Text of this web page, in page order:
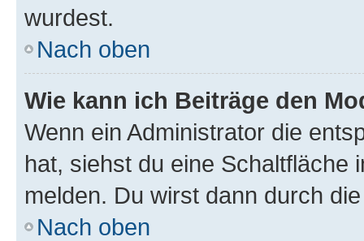
wurdest.
Nach oben
Wie kann ich Beiträge den
Wenn ein Administrator die
hat, siehst du eine Schaltfläche
melden. Du wirst dann durch
Nach oben